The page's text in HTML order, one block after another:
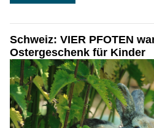
Schweiz: VIER PFOTEN
Ostergeschenk für Kinder